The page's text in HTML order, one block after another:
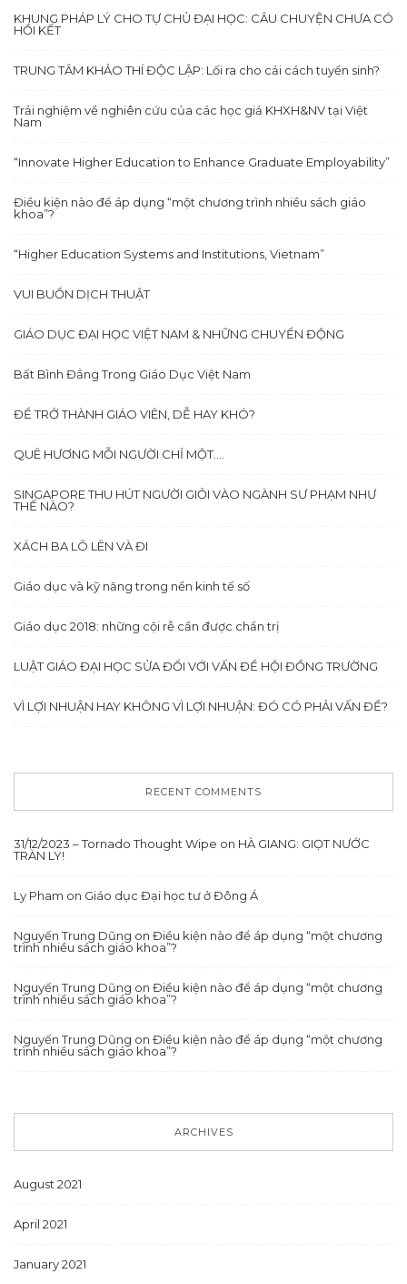
KHUNG PHÁP LÝ CHO TỰ CHỦ ĐẠI HỌC: CÂU CHUYỆN CHƯA CÓ
HỒI KẾT
TRUNG TÂM KHẢO THÍ ĐỘC LẬP: Lối ra cho cải cách tuyển sinh?
Trải nghiệm về nghiên cứu của các học giả KHXH&NV tại Việt
Nam
“Innovate Higher Education to Enhance Graduate Employability”
Điều kiện nào để áp dụng “một chương trình nhiều sách giáo
khoa”?
“Higher Education Systems and Institutions, Vietnam”
VUI BUỒN DỊCH THUẬT
GIÁO DỤC ĐẠI HỌC VIỆT NAM & NHỮNG CHUYỂN ĐỘNG
Bất Bình Đẳng Trong Giáo Dục Việt Nam
ĐỂ TRỞ THÀNH GIÁO VIÊN, DỄ HAY KHÓ?
QUÊ HƯƠNG MỖI NGƯỜI CHỈ MỘT….
SINGAPORE THU HÚT NGƯỜI GIỎI VÀO NGÀNH SƯ PHẠM NHƯ
THẾ NÀO?
XÁCH BA LÔ LÊN VÀ ĐI
Giáo dục và kỹ năng trong nền kinh tế số
Giáo dục 2018: những cội rễ cần được chẩn trị
LUẬT GIÁO ĐẠI HỌC SỬA ĐỔI VỚI VẤN ĐỀ HỘI ĐỒNG TRƯỜNG
VÌ LỢI NHUẬN HAY KHÔNG VÌ LỢI NHUẬN: ĐÓ CÓ PHẢI VẤN ĐỀ?
RECENT COMMENTS
31/12/2023 – Tornado Thought Wipe on HÀ GIANG: GIỌT NƯỚC
TRÀN LY!
Ly Pham on Giáo dục Đại học tư ở Đông Á
Nguyến Trung Dũng on Điều kiện nào để áp dụng “một chương
trình nhiều sách giáo khoa”?
Nguyến Trung Dũng on Điều kiện nào để áp dụng “một chương
trình nhiều sách giáo khoa”?
Nguyến Trung Dũng on Điều kiện nào để áp dụng “một chương
trình nhiều sách giáo khoa”?
ARCHIVES
August 2021
April 2021
January 2021